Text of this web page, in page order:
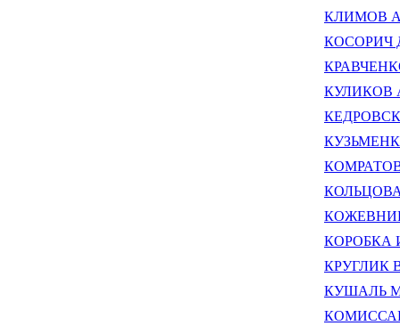
КЛИМОВ
КОСОРИЧ
КУЛИКОВ
КОМРАТОВ
КОЛЬЦОВА
КОРОБКА
КРУГЛИК
КУШАЛЬ